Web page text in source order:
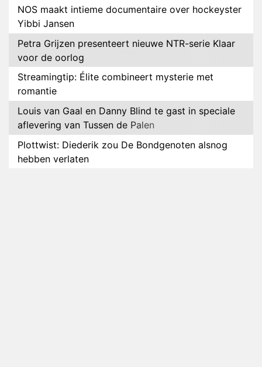
NOS maakt intieme documentaire over hockeyster
Yibbi Jansen
Petra Grijzen presenteert nieuwe NTR-serie Klaar
voor de oorlog
Streamingtip: Élite combineert mysterie met
romantie
Louis van Gaal en Danny Blind te gast in speciale
aflevering van Tussen de Palen
Plottwist: Diederik zou De Bondgenoten alsnog
hebben verlaten